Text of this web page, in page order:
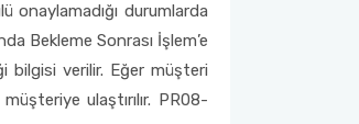
durumlarda
Bekleme Sonrası İşlem’e
bilgisi verilir. Eğer müşteri
ulaştırılır. PR08-